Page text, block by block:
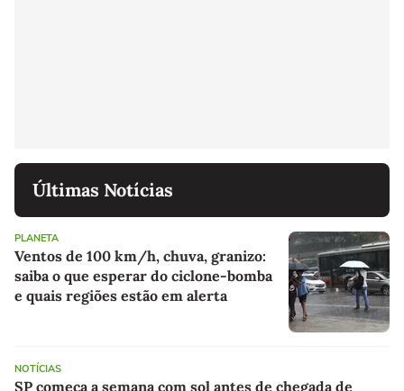
Últimas Notícias
PLANETA
Ventos de 100 km/h, chuva, granizo:
saiba o que esperar do ciclone-bomba
e quais regiões estão em alerta
NOTÍCIAS
SP começa a semana com sol antes de chegada de